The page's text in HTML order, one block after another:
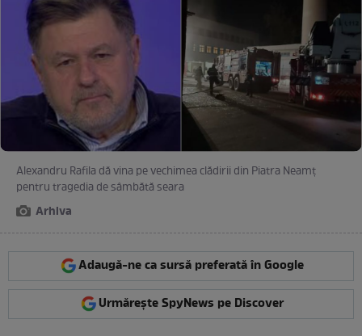
Alexandru Rafila dă vina pe vechimea clădirii din Piatra Neamț
pentru tragedia de sâmbătă seara
Arhiva
Adaugă-ne ca sursă preferată în Google
Urmărește SpyNews pe Discover